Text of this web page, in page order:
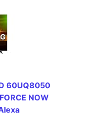
60UQ8050
NOW